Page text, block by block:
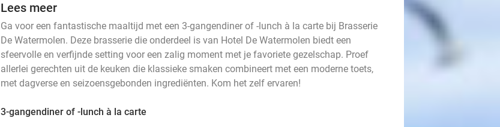
Lees meer
Ga voor een fantastische maaltijd met een 3-gangendiner of -lunch à la carte bij Brasserie
De Watermolen. Deze brasserie die onderdeel is van Hotel De Watermolen biedt een
sfeervolle en verfijnde setting voor een zalig moment met je favoriete gezelschap. Proef
allerlei gerechten uit de keuken die klassieke smaken combineert met een moderne toets,
met dagverse en seizoensgebonden ingrediënten. Kom het zelf ervaren!
3-gangendiner of -lunch à la carte